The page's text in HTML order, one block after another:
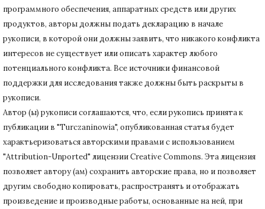
программного обеспечения, аппаратных средств или других
продуктов, авторы должны подать декларацию в начале
рукописи, в которой они должны заявить, что никакого конфликта
интересов не существует или описать характер любого
потенциального конфликта. Все источники финансовой
поддержки для исследования также должны быть раскрыты в
рукописи.
Автор (ы) рукописи соглашаются, что, если рукопись принята к
публикации в "Turczaninowia", опубликованная статья будет
характьеризоваться авторскими правами с использованием
"Attribution-Unported" лицензии Creative Commons. Эта лицензия
позволяет автору (ам) сохранить авторские права, но и позволяет
другим свободно копировать, распространять и отображать
произведение и производные работы, основанные на ней, при